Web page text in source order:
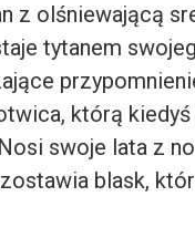
z olśniewającą
tytanem
którą kiedyś
swoje lata z
blask,